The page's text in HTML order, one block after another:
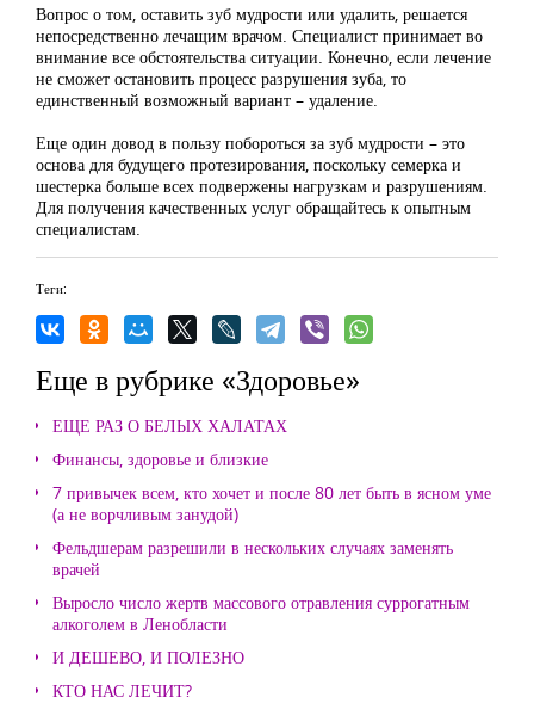
Вопрос о том, оставить зуб мудрости или удалить, решается
непосредственно лечащим врачом. Специалист принимает во
внимание все обстоятельства ситуации. Конечно, если лечение
не сможет остановить процесс разрушения зуба, то
единственный возможный вариант – удаление.
Еще один довод в пользу побороться за зуб мудрости – это
основа для будущего протезирования, поскольку семерка и
шестерка больше всех подвержены нагрузкам и разрушениям.
Для получения качественных услуг обращайтесь к опытным
специалистам.
Теги:
Еще в рубрике «Здоровье»
ЕЩЕ РАЗ О БЕЛЫХ ХАЛАТАХ
Финансы, здоровье и близкие
7 привычек всем, кто хочет и после 80 лет быть в ясном уме
(а не ворчливым занудой)
Фельдшерам разрешили в нескольких случаях заменять
врачей
Выросло число жертв массового отравления суррогатным
алкоголем в Ленобласти
И ДЕШЕВО, И ПОЛЕЗНО
КТО НАС ЛЕЧИТ?